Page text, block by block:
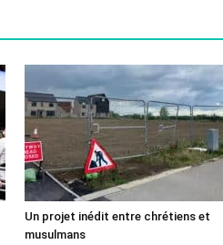
Un projet inédit entre chrétiens et
musulmans